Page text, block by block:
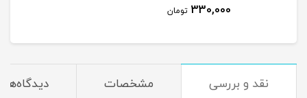
330,000 تومان
نقد و بررسی مشخصات دیدگاه‌ها